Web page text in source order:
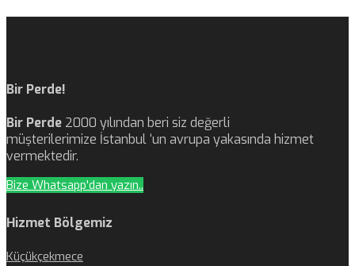
Bir Perde!
Bir Perde 2000 yılından beri siz değerli
müşterilerimize İstanbul ‘un avrupa yakasında hizmet
vermektedir.
Bize Whatsapp'dan yazın..
Hizmet Bölgemiz
Küçükçekmece